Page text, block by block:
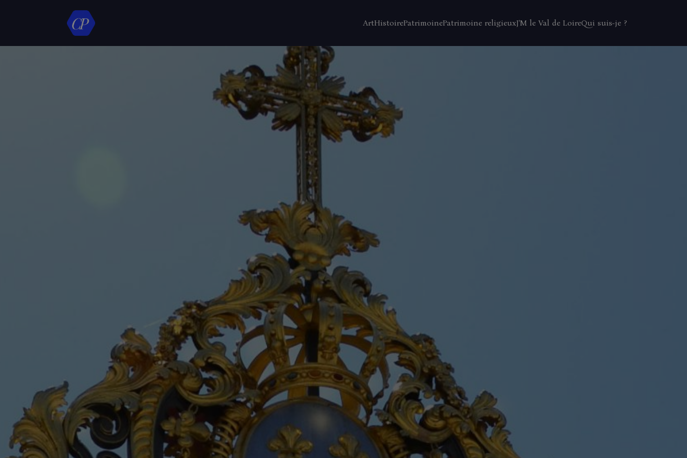
ArtHistoirePatrimoinePatrimoine religieuxJ'M le Val de LoireQui suis-je ?